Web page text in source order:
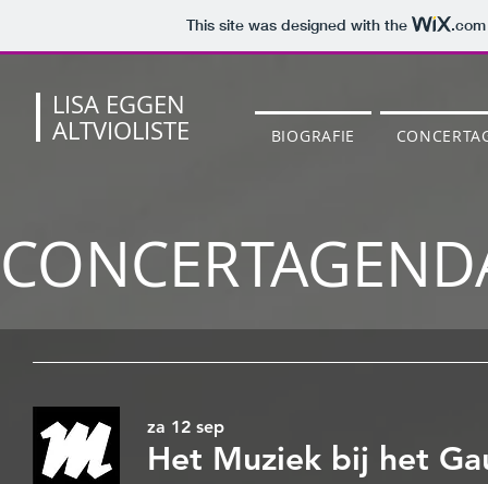
This site was designed with the .com
LISA EGGEN
ALTVIOLISTE
BIOGRAFIE
za 12 sep
Het Muziek bij het